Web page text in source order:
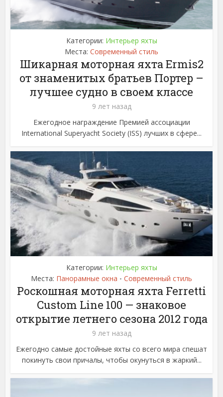
Категории: Интерьер яхты
Места: Современный стиль
Шикарная моторная яхта Ermis2
от знаменитых братьев Портер –
лучшее судно в своем классе
9 лет назад
Ежегодное награждение Премией ассоциации
International Superyacht Society (ISS) лучших в сфере...
Категории: Интерьер яхты
Места: Панорамные окна • Современный стиль
Роскошная моторная яхта Ferretti
Custom Line 100 — знаковое
открытие летнего сезона 2012 года
9 лет назад
Ежегодно самые достойные яхты со всего мира спешат
покинуть свои причалы, чтобы окунуться в жаркий...